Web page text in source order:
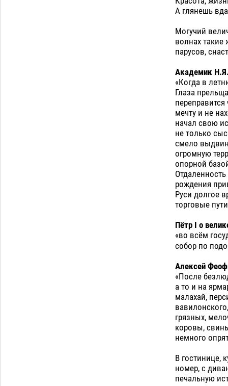
А глянешь
Могучий
волнах
парусов,
Академик Н.Я.
«Когда в
Глаза
переправится
мечту и не
начал свою
не только
смело
огромную
опорной
рождения
Руси долгое
торговые
Пётр I о
«во всём
собор по
Алексей
«После
а то и на
малахай,
грязных,
коровы,
немного
В гостинице,
номер, с
печальную